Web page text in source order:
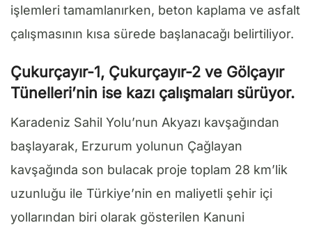
işlemleri tamamlanırken, beton kaplama ve asfalt
çalışmasının kısa sürede başlanacağı belirtiliyor.
Çukurçayır-1, Çukurçayır-2 ve Gölçayır
Tünelleri’nin ise kazı çalışmaları sürüyor.
Karadeniz Sahil Yolu’nun Akyazı kavşağından
başlayarak, Erzurum yolunun Çağlayan
kavşağında son bulacak proje toplam 28 km’lik
uzunluğu ile Türkiye’nin en maliyetli şehir içi
yollarından biri olarak gösterilen Kanuni